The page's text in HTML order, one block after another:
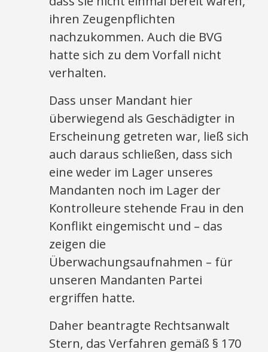
ihren Zeugenpflichten
nachzukommen. Auch die BVG
hatte sich zu dem Vorfall nicht
verhalten.
Dass unser Mandant hier
überwiegend als Geschädigter in
Erscheinung getreten war, ließ sich
auch daraus schließen, dass sich
eine weder im Lager unseres
Mandanten noch im Lager der
Kontrolleure stehende Frau in den
Konflikt eingemischt und – das
zeigen die
Überwachungsaufnahmen – für
unseren Mandanten Partei
ergriffen hatte.
Daher beantragte Rechtsanwalt
Stern, das Verfahren gemäß § 170